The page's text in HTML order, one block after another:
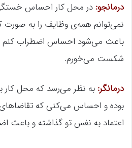
درمانجو: در محل کار احساس
نمی‌توانم همه‌ی وظایف را به صورت
باعث می‌شود احساس اضطراب کنم
شکست می‌خورم.
درمانگر: به نظر می‌رسد که محل کار
بوده و احساس می‌کنی که تقاضاهای
اعتماد به نفس تو گذاشته و باعث